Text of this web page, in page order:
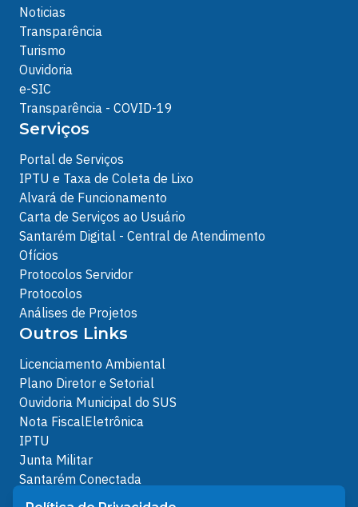
Noticias
Transparência
Turismo
Ouvidoria
e-SIC
Transparência - COVID-19
Serviços
Portal de Serviços
IPTU e Taxa de Coleta de Lixo
Alvará de Funcionamento
Carta de Serviços ao Usuário
Santarém Digital - Central de Atendimento
Ofícios
Protocolos Servidor
Protocolos
Análises de Projetos
Outros Links
Licenciamento Ambiental
Plano Diretor e Setorial
Ouvidoria Municipal do SUS
Nota FiscalEletrônica
IPTU
Junta Militar
Santarém Conectada
Política de Privacidade